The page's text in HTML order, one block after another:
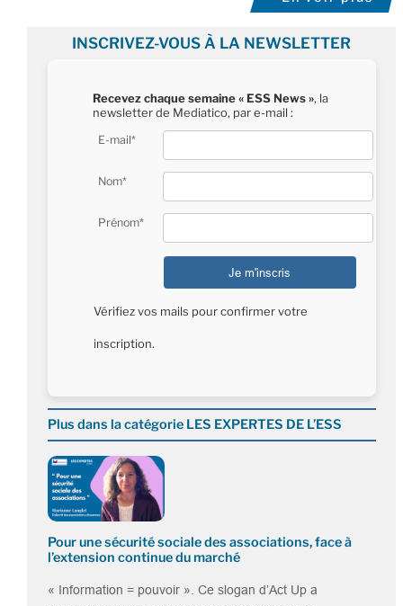
INSCRIVEZ-VOUS À LA NEWSLETTER
Recevez chaque semaine « ESS News », la
newsletter de Mediatico, par e-mail :
E-mail*
Nom*
Prénom*
Vérifiez vos mails pour confirmer votre
inscription.
Plus dans la catégorie LES EXPERTES DE L’ESS
Pour une sécurité sociale des associations, face à
l’extension continue du marché
« Information = pouvoir ». Ce slogan d’Act Up a